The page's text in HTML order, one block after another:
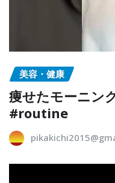
美容・健康
痩せたモーニン
#routine